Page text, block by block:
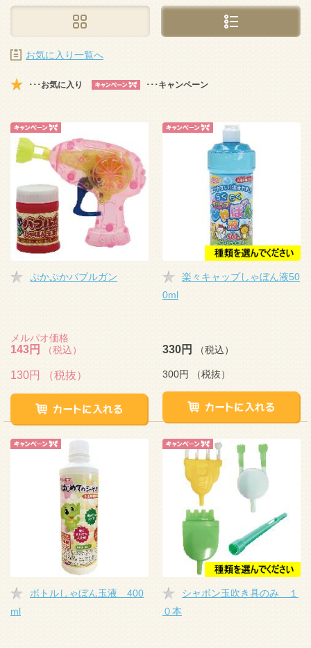
お気に入り一覧へ
･･･お気に入り ･･･キャンペーン
ぷかぷかバブルガン
メルパオ価格
143円 （税込）
130円 （税抜）
楽々キャップしゃぼん液50
0ml
330円 （税込）
300円 （税抜）
ボトルしゃぼん玉液 400
ml
シャボン玉吹き具のみ １
０本